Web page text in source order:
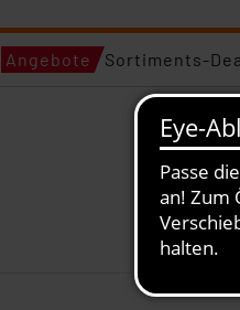
Angebote Sortiments-